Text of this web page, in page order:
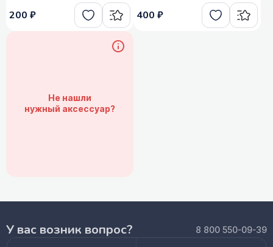
200 ₽ 400 ₽
Не нашли
нужный аксессуар?
У вас возник вопрос? 8 800 550-09-39